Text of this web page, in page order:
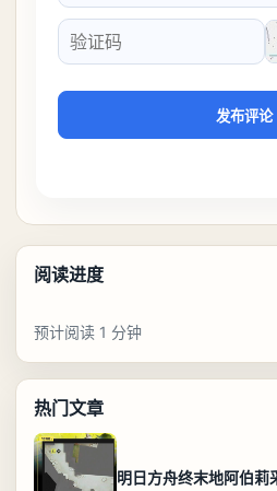
验证码
发布评论
阅读进度
预计阅读 1 分钟
热门文章